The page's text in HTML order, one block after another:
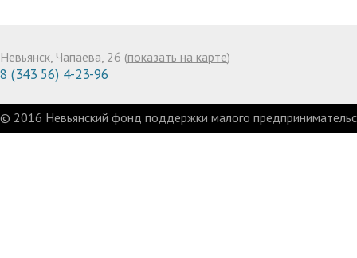
Невьянск, Чапаева, 26 (показать на карте)
8 (343 56) 4-23-96
© 2016 Невьянский фонд поддержки малого